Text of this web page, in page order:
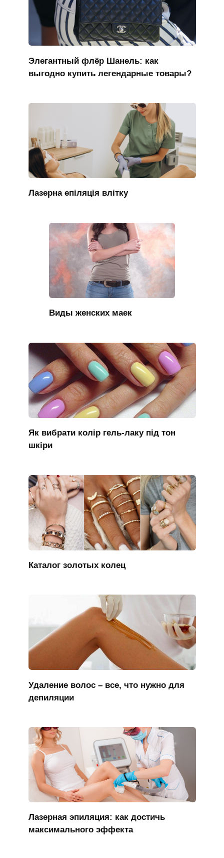
Элегантный флёр Шанель: как
выгодно купить легендарные товары?
Лазерна епіляція влітку
Виды женских маек
Як вибрати колір гель-лаку під тон
шкіри
Каталог золотых колец
Удаление волос – все, что нужно для
депиляции
Лазерная эпиляция: как достичь
максимального эффекта